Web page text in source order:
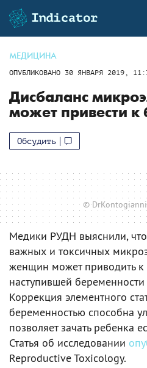
МЕДИЦИНА
ОПУБЛИКОВАНО 30 ЯНВАРЯ 2019,
Дисбаланс
может привести
Обсудить
©
Медики РУДН выяснили,
важных и токсичных
женщин может приводить
наступившей беременности
Коррекция элементного
беременностью способна
позволяет зачать ребенка
Статья об исследовании
Reproductive Toxicology.